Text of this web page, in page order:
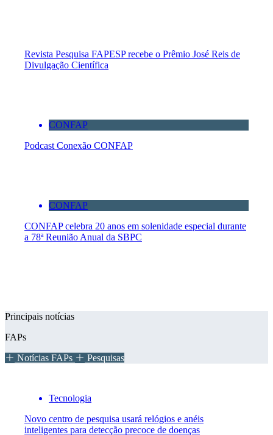
Revista Pesquisa FAPESP recebe o Prêmio José Reis de
Divulgação Científica
CONFAP
Podcast Conexão CONFAP
CONFAP
CONFAP celebra 20 anos em solenidade especial durante
a 78ª Reunião Anual da SBPC
Principais notícias
FAPs
Notícias FAPs
Pesquisas
Tecnologia
Novo centro de pesquisa usará relógios e anéis
inteligentes para detecção precoce de doenças